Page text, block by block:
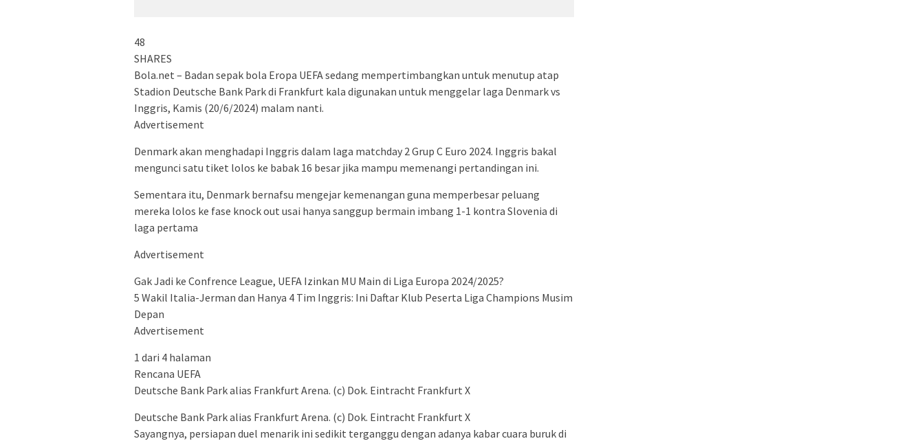
48
SHARES
Bola.net – Badan sepak bola Eropa UEFA sedang mempertimbangkan untuk menutup atap
Stadion Deutsche Bank Park di Frankfurt kala digunakan untuk menggelar laga Denmark vs
Inggris, Kamis (20/6/2024) malam nanti.
Advertisement
Denmark akan menghadapi Inggris dalam laga matchday 2 Grup C Euro 2024. Inggris bakal
mengunci satu tiket lolos ke babak 16 besar jika mampu memenangi pertandingan ini.
Sementara itu, Denmark bernafsu mengejar kemenangan guna memperbesar peluang
mereka lolos ke fase knock out usai hanya sanggup bermain imbang 1-1 kontra Slovenia di
laga pertama
Advertisement
Gak Jadi ke Confrence League, UEFA Izinkan MU Main di Liga Europa 2024/2025?
5 Wakil Italia-Jerman dan Hanya 4 Tim Inggris: Ini Daftar Klub Peserta Liga Champions Musim
Depan
Advertisement
1 dari 4 halaman
Rencana UEFA
Deutsche Bank Park alias Frankfurt Arena. (c) Dok. Eintracht Frankfurt X
Deutsche Bank Park alias Frankfurt Arena. (c) Dok. Eintracht Frankfurt X
Sayangnya, persiapan duel menarik ini sedikit terganggu dengan adanya kabar cuara buruk di